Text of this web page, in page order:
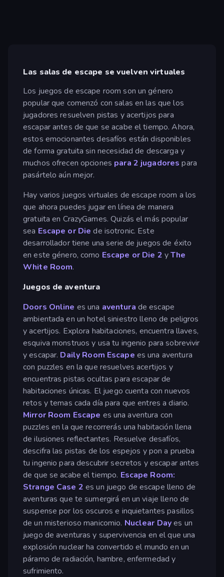
Las salas de escape se vuelven virtuales
Los juegos de escape room son un género
popular que comenzó con salas en las que los
jugadores resuelven pistas y acertijos para
escapar antes de que se acabe el tiempo. Ahora,
estos emocionantes desafíos están disponibles
de forma gratuita sin necesidad de descarga y
muchos ofrecen opciones para 2 jugadores para
pasártelo aún mejor.
Hay varios juegos virtuales de escape room a los
que ahora puedes jugar en línea de manera
gratuita en CrazyGames. Quizás el más popular
sea Escape or Die de isotronic. Este
desarrollador tiene una serie de juegos de éxito
en este género, como Escape or Die 2 yThe
White Room.
Juegos de aventura
Doors Online es una aventura de escape
ambientada en un hotel siniestro lleno de peligros
y acertijos. Explora habitaciones, encuentra llaves,
esquiva monstruos y usa tu ingenio para sobrevivir
y escapar. Daily Room Escape es una aventura
con puzzles en la que resuelves acertijos y
encuentras pistas ocultas para escapar de
habitaciones únicas. El juego cuenta con nuevos
retos y temas cada día para que entres a diario.
Mirror Room Escape es una aventura con
puzzles en la que recorrerás una habitación llena
de ilusiones reflectantes. Resuelve desafíos,
descifra las pistas de los espejos y pon a prueba
tu ingenio para descubrir secretos y escapar antes
de que se acabe el tiempo. Escape Room:
Strange Case 2 es un juego de escape lleno de
aventuras que te sumergirá en un viaje lleno de
suspense por los oscuros e inquietantes pasillos
de un misterioso manicomio. Nuclear Dayes un
juego de aventuras y supervivencia en el que una
explosión nuclear ha convertido el mundo en un
páramo de radiación, hambre, enfermedad y
sufrimiento.